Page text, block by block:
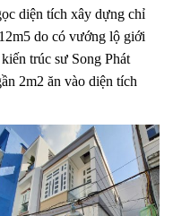
diện tích xây dựng chỉ
do có vướng lộ giới
trúc sư Song Phát
2m2 ăn vào diện tích